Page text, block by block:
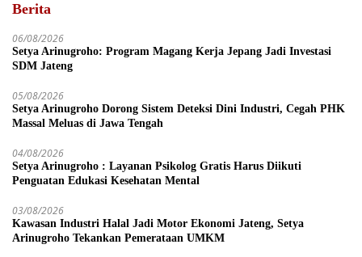
Berita
06/08/2026
Setya Arinugroho: Program Magang Kerja Jepang Jadi Investasi
SDM Jateng
05/08/2026
Setya Arinugroho Dorong Sistem Deteksi Dini Industri, Cegah PHK
Massal Meluas di Jawa Tengah
04/08/2026
Setya Arinugroho : Layanan Psikolog Gratis Harus Diikuti
Penguatan Edukasi Kesehatan Mental
03/08/2026
Kawasan Industri Halal Jadi Motor Ekonomi Jateng, Setya
Arinugroho Tekankan Pemerataan UMKM